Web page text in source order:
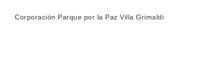
Corporación Parque por la Paz Villa Grimaldi